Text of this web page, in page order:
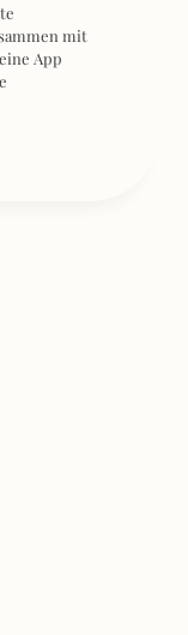
mit
App